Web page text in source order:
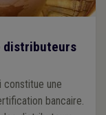
distributeurs
constitue une
bancaire.